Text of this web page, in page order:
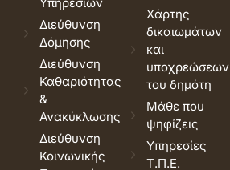
Διεύθυνση
Δόμησης
Διεύθυνση
Καθαριότητας
&
Ανακύκλωσης
Διεύθυνση
Κοινωνικής
Χάρτης
δικαιωμάτων
και
υποχρεώσεων
του δημότη
Μάθε που
ψηφίζεις
Υπηρεσίες
Τ.Π.Ε.